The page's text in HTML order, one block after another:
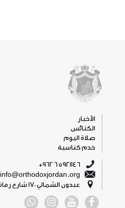
الأخبار
الكنائس
صلاة اليوم
خدم كناسية
5921146 6 962+
info@orthodoxjordan.org
عبدون الشمالي 170 شارع رمانة , عمان